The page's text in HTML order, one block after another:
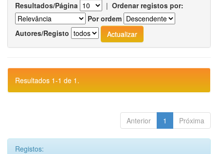
Resultados/Página | Ordenar registos por:
Por ordem
Autores/Registo
Resultados 1-1 de 1.
Anterior 1 Próxima
Registos: